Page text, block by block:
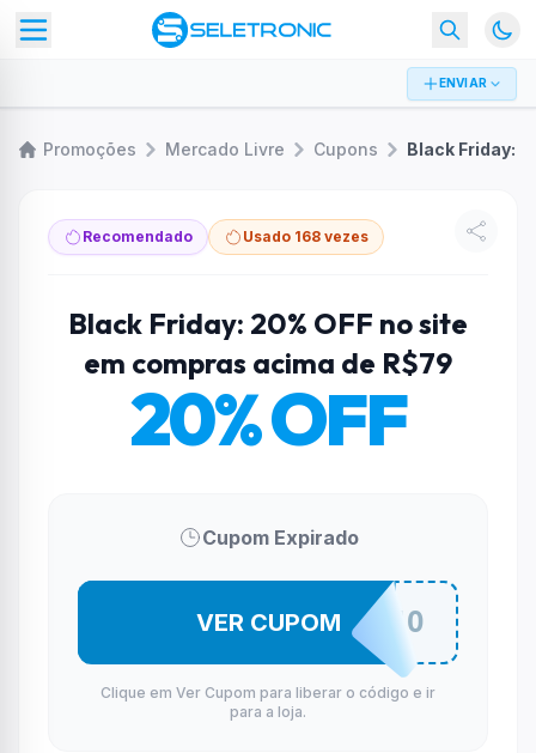
ENVIAR
Promoções Mercado Livre Cupons
Recomendado Usado 168 vezes
Black Friday: 20% OFF no site
em compras acima de R$79
20% OFF
Cupom Expirado
LEVAPROMO
VER CUPOM
Clique em Ver Cupom para liberar o código e ir
para a loja.